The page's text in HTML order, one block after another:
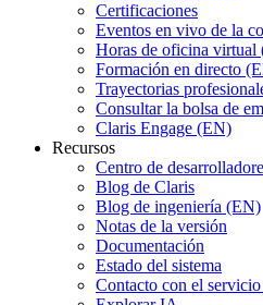
Certificaciones
Eventos en vivo de la
Horas de oficina virtual
Formación en directo
Trayectorias
Consultar la bolsa de
Claris Engage (EN)
Recursos
Centro de
Blog de Claris
Blog de ingeniería (EN)
Notas de la versión
Documentación
Estado del sistema
Contacto con el